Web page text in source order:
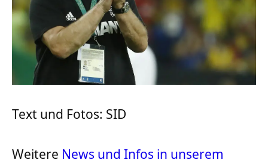
Text und Fotos: SID
Weitere News und Infos in unserem